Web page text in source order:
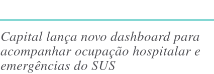
Capital lança novo dashboard para
acompanhar ocupação hospitalar e
emergências do SUS